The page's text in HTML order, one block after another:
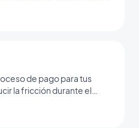
de pago para tus
la fricción durante el